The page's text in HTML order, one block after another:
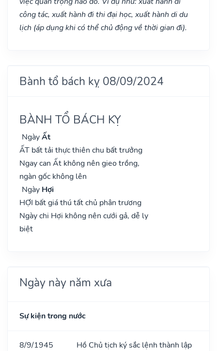
công tác, xuất hành đi thi đại học, xuất hành di du
lịch (áp dụng khi có thể chủ động về thời gian đi).
Bành tổ bách kỵ 08/09/2024
BÀNH TỔ BÁCH KỴ
NgàyẤt
ẤT bất tải thực thiên chu bất trưởng
Ngay can Ất không nên gieo trồng,
ngàn gốc không lên
Ngày Hợi
HỢI bất giá thú tất chủ phân trương
Ngày chi Hợi không nên cưới gả, dễ ly
biệt
Ngày này năm xưa
Sự kiện trong nước
8/9/1945
Hồ Chủ tịch ký sắc lệnh thành lập